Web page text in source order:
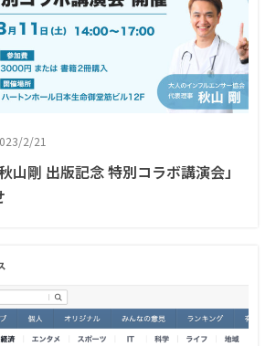
2/21
山剛 出版記念 特別コラボ講演会」